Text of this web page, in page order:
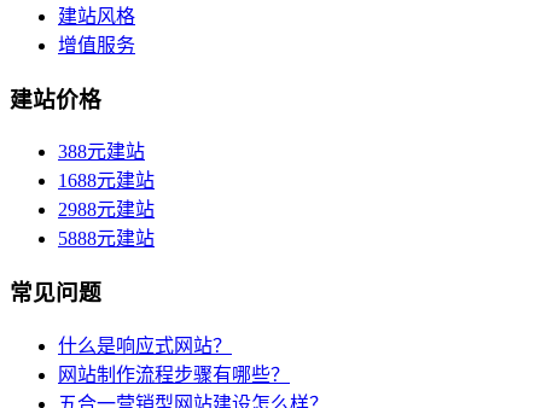
建站风格
增值服务
建站价格
388元建站
1688元建站
2988元建站
5888元建站
常见问题
什么是响应式网站？
网站制作流程步骤有哪些？
五合一营销型网站建设怎么样？